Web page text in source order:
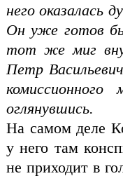
него оказалась
Он уже готов
тот же миг
Петр
оглянувшись.
На самом деле
у него там
не приходит в